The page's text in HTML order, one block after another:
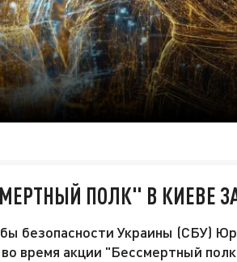
ПОЛК" В КИЕВЕ
безопасности Украины (СБУ)
время акции "Бессмертный